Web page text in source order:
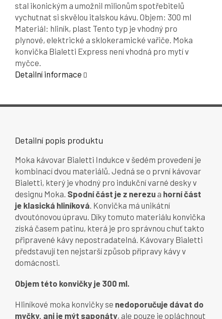
stal ikonickým a umožnil milionům spotřebitelů
vychutnat si skvělou italskou kávu. Objem: 300 ml
Materiál: hliník, plast Tento typ je vhodný pro
plynové, elektrické a sklokeramické vařiče. Moka
konvička Bialetti Express není vhodná pro mytí v
myčce.
Detailní informace
Detailní popis produktu
Moka kávovar Bialetti Indukce v šedém provedení je
kombinací dvou materiálů. Jedná se o první kávovar
Bialetti, který je vhodný pro indukční varné desky v
designu Moka. Spodní část je z nerezu a horní část
je klasická hliníková. Konvička má unikátní
dvoutónovou úpravu. Díky tomuto materiálu konvička
získá časem patinu, která je pro správnou chuť takto
připravené kávy nepostradatelná. Kávovary Bialetti
představují ten nejstarší způsob přípravy kávy v
domácnosti.
Objem této konvičky je 300 ml.
Hliníkové moka konvičky se nedoporučuje dávat do
myčky, ani je mýt saponáty, ale pouze je opláchnout